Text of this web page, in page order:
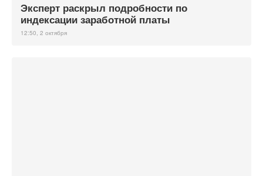
Эксперт раскрыл подробности по
индексации заработной платы
12:50, 2 октября